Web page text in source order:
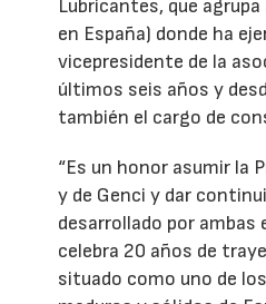
Lubricantes, que
en España) donde ha
vicepresidente de la
últimos seis años y
también el cargo de
“Es un honor asumir la
y de Genci y dar
desarrollado por ambas
celebra 20 años de
situado como uno de